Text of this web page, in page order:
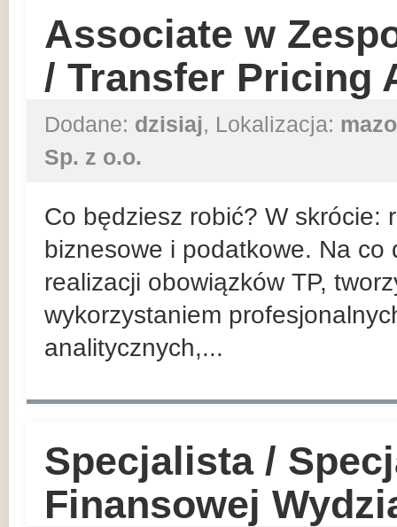
Associate w
/ Transfer Pricing
Dodane: dzisiaj, Lokalizacja:
Sp. z o.o.
Co będziesz robić? W skrócie:
biznesowe i podatkowe. Na
realizacji obowiązków TP,
wykorzystaniem
analitycznych,...
Specjalista /
Finansowej